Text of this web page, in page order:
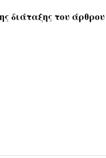
διάταξης του